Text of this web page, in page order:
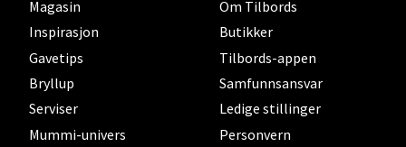
Magasin
Inspirasjon
Gavetips
Bryllup
Serviser
Mummi-univers
Om Tilbords
Butikker
Tilbords-appen
Samfunnsansvar
Ledige stillinger
Personvern
2 i butikk
Velg